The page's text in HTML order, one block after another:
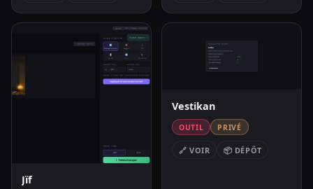
Jïf
Vestikan
OUTIL PRIVÉ
🔗 VOIR 📦 DÉPÔT